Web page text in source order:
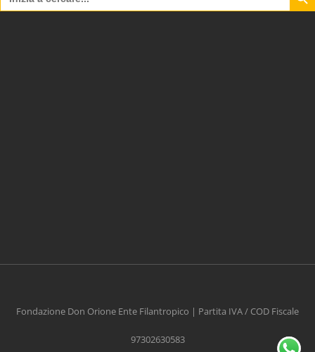
Fondazione Don Orione Ente Filantropico | Partita IVA / COD Fiscale
97302630583